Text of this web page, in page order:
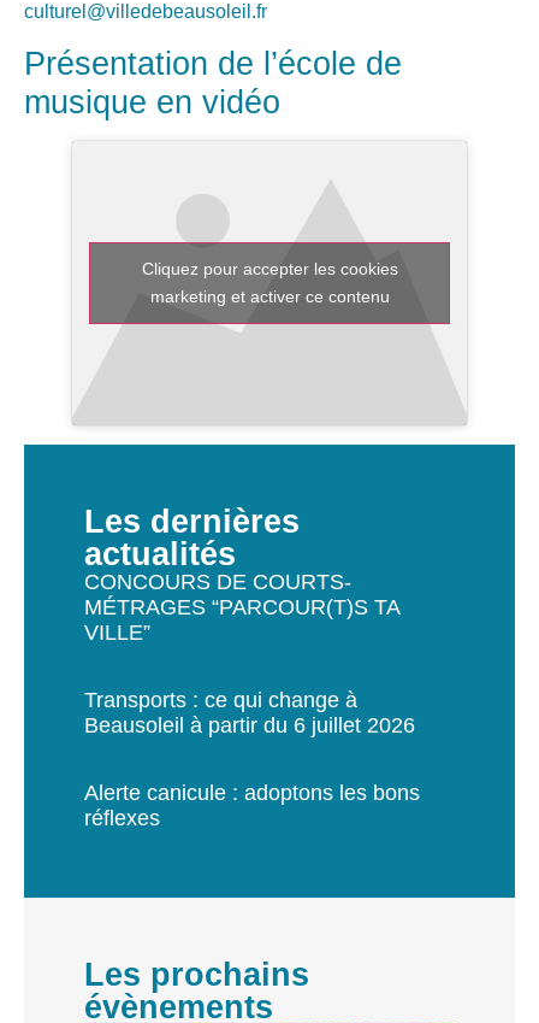
culturel@villedebeausoleil.fr
Présentation de l’école de
musique en vidéo
Cliquez pour accepter les cookies
marketing et activer ce contenu
Les dernières
actualités
CONCOURS DE COURTS-
MÉTRAGES “PARCOUR(T)S TA
VILLE”
Transports : ce qui change à
Beausoleil à partir du 6 juillet 2026
Alerte canicule : adoptons les bons
réflexes
Les prochains
évènements